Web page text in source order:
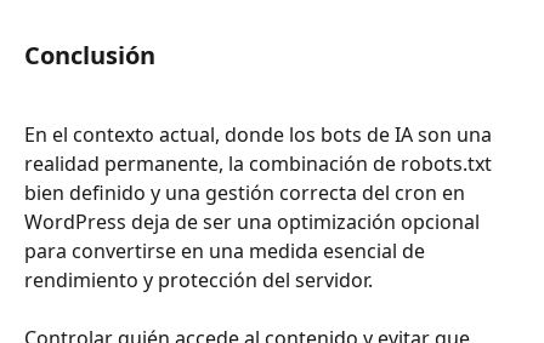
Conclusión
En el contexto actual, donde los bots de IA son una
realidad permanente, la combinación de robots.txt
bien definido y una gestión correcta del cron en
WordPress deja de ser una optimización opcional
para convertirse en una medida esencial de
rendimiento y protección del servidor.